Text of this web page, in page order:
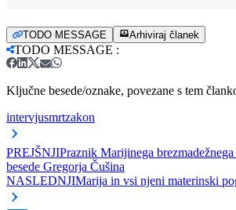
TODO MESSAGE Arhiviraj članek
TODO MESSAGE :
Ključne besede/oznake, povezane s tem
intervjusmrtzakon
PREJŠNJIPraznik Marijinega
besede Gregorja Čušina
NASLEDNJIMarija in vsi njeni materinski